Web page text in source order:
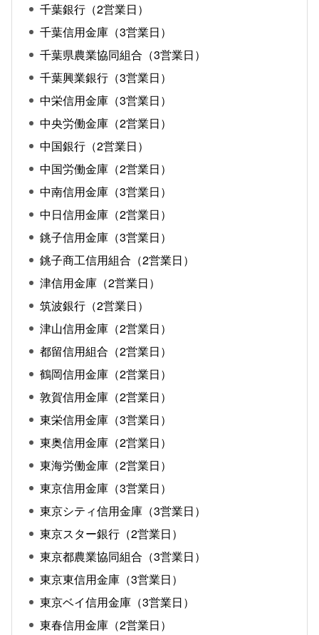
千葉銀行（2営業日）
千葉信用金庫（3営業日）
千葉県農業協同組合（3営業日）
千葉興業銀行（3営業日）
中栄信用金庫（3営業日）
中央労働金庫（2営業日）
中国銀行（2営業日）
中国労働金庫（2営業日）
中南信用金庫（3営業日）
中日信用金庫（2営業日）
銚子信用金庫（3営業日）
銚子商工信用組合（2営業日）
津信用金庫（2営業日）
筑波銀行（2営業日）
津山信用金庫（2営業日）
都留信用組合（2営業日）
鶴岡信用金庫（2営業日）
敦賀信用金庫（2営業日）
東栄信用金庫（3営業日）
東奥信用金庫（2営業日）
東海労働金庫（2営業日）
東京信用金庫（3営業日）
東京シティ信用金庫（3営業日）
東京スター銀行（2営業日）
東京都農業協同組合（3営業日）
東京東信用金庫（3営業日）
東京ベイ信用金庫（3営業日）
東春信用金庫（2営業日）